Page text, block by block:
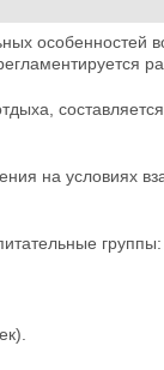
особенностей
на условиях
группы: